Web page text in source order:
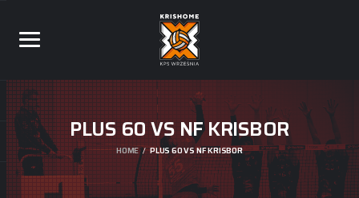
PLUS 60 VS NF KRISBOR
HOME PLUS 60 VS NF KRISBOR